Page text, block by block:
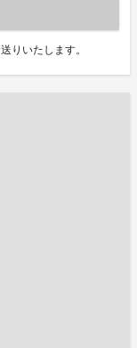
りいたします。